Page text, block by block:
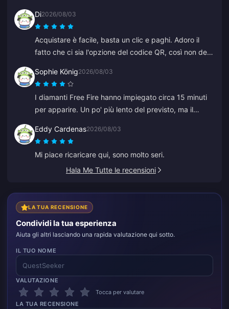
Di2026/08/03
Acquistare è facile, basta un clic e paghi. Adoro il
fatto che ci sia l'opzione del codice QR, così non devi
Sophie König2026/08/03
I diamanti Free Fire hanno impiegato circa 15 minuti
per apparire. Un po' più lento del previsto, ma il
Eddy Cardenas2026/08/03
Mi piace ricaricare qui, sono molto seri.
Hala Me Tutte le recensioni
LA TUA RECENSIONE
Condividi la tua esperienza
Aiuta gli altri lasciando una rapida valutazione qui sotto.
IL TUO NOME
VALUTAZIONE
Tocca per valutare
LA TUA RECENSIONE